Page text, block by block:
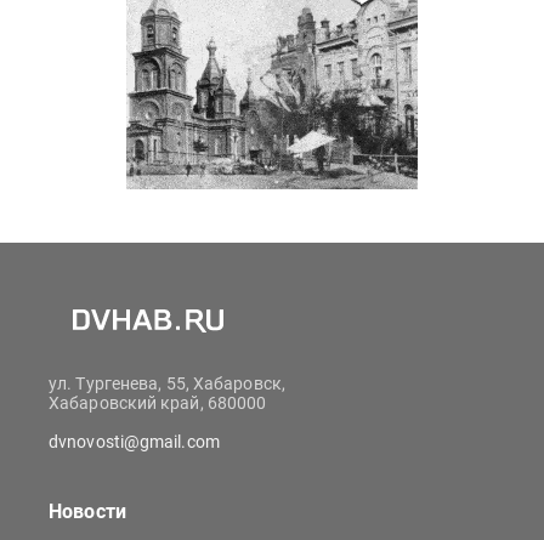
ул. Тургенева, 55, Хабаровск,
Хабаровский край, 680000
dvnovosti@gmail.com
Новости